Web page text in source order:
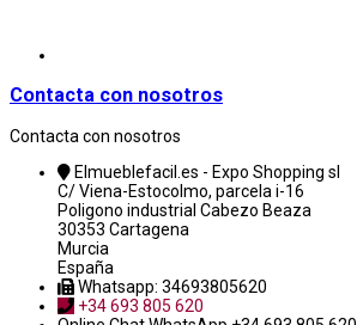
Contacta con nosotros
Contacta con nosotros
Elmueblefacil.es - Expo Shopping sl
C/ Viena-Estocolmo, parcela i-16
Poligono industrial Cabezo Beaza
30353 Cartagena
Murcia
España
Whatsapp: 34693805620
+34 693 805 620